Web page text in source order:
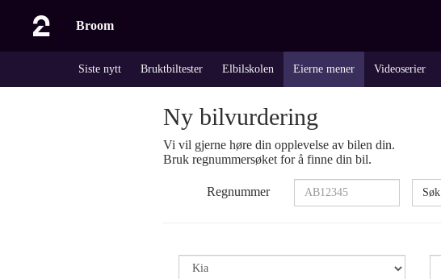
Broom
Siste nytt Bruktbiltester Elbilskolen Eierne mener Videoserier
Ny bilvurdering
Vi vil gjerne høre din opplevelse av bilen din.
Bruk regnummersøket for å finne din bil.
Regnummer Søk